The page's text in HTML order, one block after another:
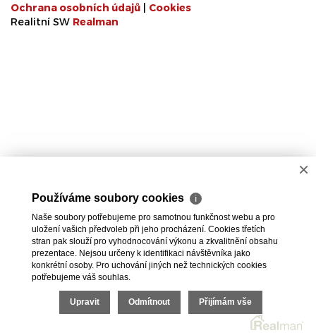
Ochrana osobních údajů
Cookies
Realitní SW Realman
×
Používáme soubory cookies ℹ
Naše soubory potřebujeme pro samotnou funkčnost webu a pro
uložení vašich předvoleb při jeho procházení. Cookies třetích
stran pak slouží pro vyhodnocování výkonu a zkvalitnění obsahu
prezentace. Nejsou určeny k identifikaci návštěvníka jako
konkrétní osoby. Pro uchování jiných než technických cookies
potřebujeme váš souhlas.
Upravit Odmítnout Přijímám vše